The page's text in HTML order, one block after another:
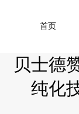
首页
贝士德
纯化